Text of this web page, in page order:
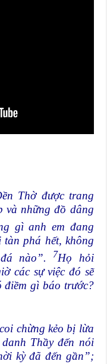
Thờ được trang
và những đồ dâng
gì anh em đang
tàn phá hết, không
nào”.
7Họ hỏi
các sự việc đó sẽ
điềm gì báo trước?
chừng kẻo bị lừa
Thầy đến nói
kỳ đã đến gần”;